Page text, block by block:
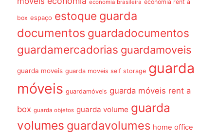
economia brasileira economia rent a
box espaço estoque guarda
documentos guardadocumentos
guardamercadorias guardamoveis
guarda moveis guarda moveis self storage guarda
móveis guardamóveis guarda móveis rent a
box guarda objetos guarda volume guarda
volumes guardavolumes home office